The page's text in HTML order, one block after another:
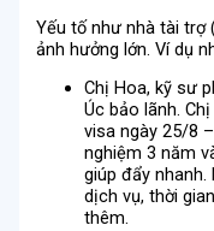
Yếu tố như nhà tài trợ
ảnh hưởng lớn. Ví dụ
Chị Hoa, kỹ sư
Úc bảo lãnh.
visa ngày 25/8
nghiệm 3 năm
giúp đẩy
dịch vụ, thời
thêm.